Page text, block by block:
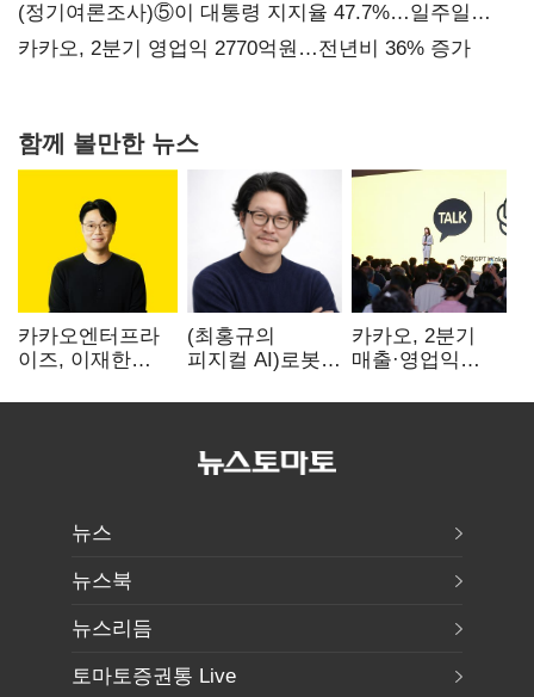
지지도 '50% 아래로'(종합)
(정기여론조사)⑤이 대통령 지지율 47.7%…일주일
만에 다시 40%대
카카오, 2분기 영업익 2770억원…전년비 36% 증가
함께 볼만한 뉴스
카카오엔터프라
이즈, 이재한
(최홍규의
피지컬 AI)로봇이
살린다, 그런데
할지는 모른다
카카오, 2분기
매출·영업익
에이전트 AI
뉴스
뉴스북
뉴스리듬
토마토증권통 Live